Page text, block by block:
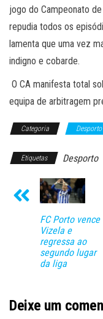
jogo do Campeonato
repudia todos os
lamenta que uma vez
indigno e cobarde.
O CA manifesta total
equipa de arbitragem
Categoria Desporto
Etiquetas Desporto
FC Porto vence
Vizela e
regressa ao
segundo lugar
da liga
Deixe um